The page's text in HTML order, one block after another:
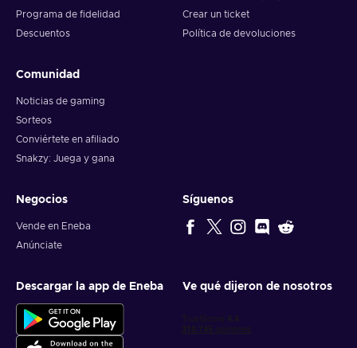
Programa de fidelidad
Descuentos
Crear un ticket
Política de devoluciones
Comunidad
Noticias de gaming
Sorteos
Conviértete en afiliado
Snakzy: Juega y gana
Negocios
Vende en Eneba
Anúnciate
Síguenos
Descargar la app de Eneba Ve qué dijeron de nosotros